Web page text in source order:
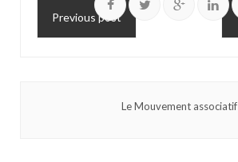
Previous post
Le Mouvement associatif